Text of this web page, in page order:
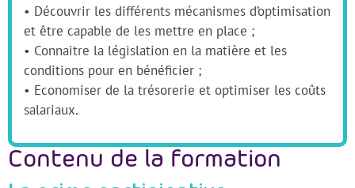
• Découvrir les différents mécanismes d’optimisation
et être capable de les mettre en place ;
• Connaitre la législation en la matière et les
conditions pour en bénéficier ;
• Economiser de la trésorerie et optimiser les coûts
salariaux.
Contenu de la formation